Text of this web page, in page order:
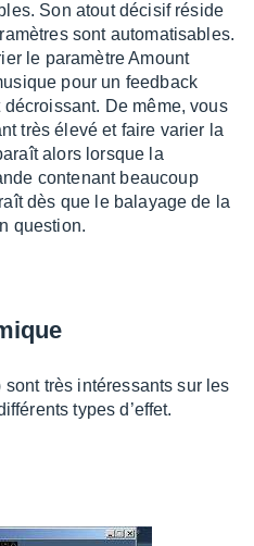
Son atout déci­sif réside
sont auto­ma­ti­sables.
le para­mètre Amount
pour un feed­back
De même, vous
très élevé et faire varier la
alors lorsque la
conte­nant beau­coup
dès que le balayage de la
ques­tion.
très inté­res­sants sur les
types d’ef­fet.